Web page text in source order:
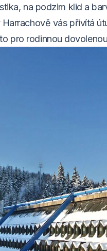
na podzim klid a
Harrachově vás přivítá
pro rodinnou